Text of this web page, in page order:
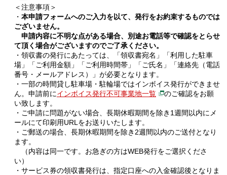
＜注意事項＞
・ 本申請フォームへのご入力を以て、発行をお約束するものでは
ございません。
申請内容に不明な点がある場合、別途お電話等で確認をとらせ
て頂く場合がございますのでご了承ください。
・領収書の発行にあたっては、「領収書宛名」「利用した駐車
場」「ご利用金額」「ご利用時間帯」「ご氏名」「連絡先（電話
番号・メールアドレス）」が必要となります。
・一部の時間貸し駐車場・駐輪場ではインボイス発行ができませ
ん。申請前にインボイス発行不可事業地一覧
のご確認をお願
い致します。
・ご申請に問題がない場合、長期休暇期間を除き1週間以内にメ
ールにて印刷用URLをお送りいたします。
・ご郵送の場合、長期休暇期間を除き2週間以内のご送付となり
ます。
（内容は同一です。お急ぎの方はWEB発行をご選択くださ
い）
・サービス券の領収書発行は、指定口座への入金確認後となりま